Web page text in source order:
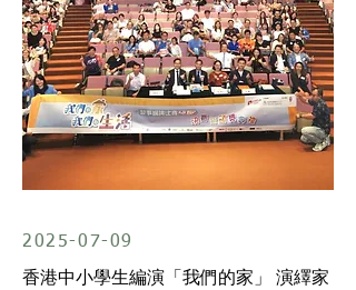
2025-07-09
香港中小學生編演「我們的家」 演繹家